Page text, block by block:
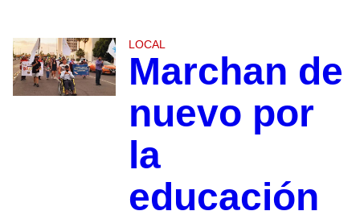
LOCAL
Marchan de
nuevo por
la
educación